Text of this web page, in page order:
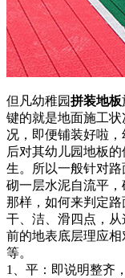
但凡幼稚园拼装地板
键的就是地面施工
况，即便铺装好啦
后对其幼儿园地板
生。所以一般针对
砌一层水泥自流平，
那样，如何来判定路
干、洁、滑四点，
前的地表底层理应
等。
1、平：即说明整齐